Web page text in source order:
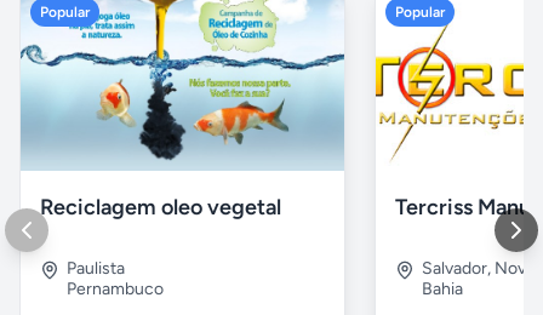
Popular
Reciclagem oleo vegetal
Paulista
Pernambuco
Popular
Salvador, Nova
Bahia